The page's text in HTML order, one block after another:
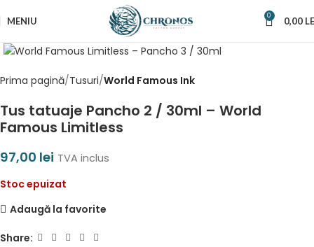
MENIU 0 0,00
Prima pagină Tusuri World Famous Ink
Tus tatuaje Pancho 2 / 30ml – World
Famous Limitless
97,00 lei TVA inclus
Stoc epuizat
Adaugă la favorite
Share: